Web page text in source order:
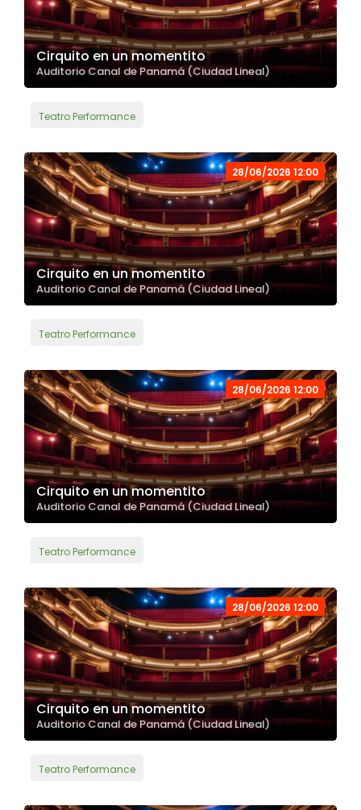
Cirquito en un momentito
Auditorio Canal de Panamá (Ciudad Lineal)
Teatro Performance
28/06/2026 12:00
Cirquito en un momentito
Auditorio Canal de Panamá (Ciudad Lineal)
Teatro Performance
28/06/2026 12:00
Cirquito en un momentito
Auditorio Canal de Panamá (Ciudad Lineal)
Teatro Performance
28/06/2026 12:00
Cirquito en un momentito
Auditorio Canal de Panamá (Ciudad Lineal)
Teatro Performance